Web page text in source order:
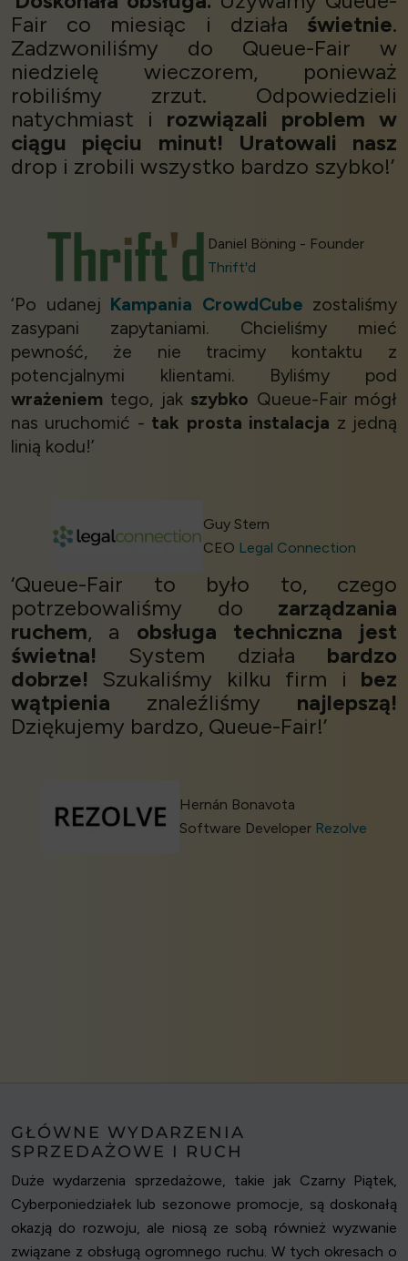
Fair co miesiąc i działa świetnie.
Zadzwoniliśmy do Queue-Fair w
niedzielę wieczorem, ponieważ
robiliśmy zrzut. Odpowiedzieli
natychmiast i rozwiązali problem w
ciągu pięciu minut!
Uratowali nasz
drop i zrobili wszystko bardzo szybko!’
Daniel Böning - Founder
Thrift'd
‘Po udanej Kampania CrowdCube zostaliśmy
zasypani zapytaniami. Chcieliśmy mieć
pewność, że nie tracimy kontaktu z
potencjalnymi klientami. Byliśmy pod
wrażeniem tego, jak szybko Queue-Fair mógł
nas uruchomić - tak prosta instalacja z jedną
linią kodu!’
Guy Stern
CEO Legal Connection
‘Queue-Fair to było to, czego
potrzebowaliśmy do zarządzania
ruchem, a obsługa techniczna jest
świetna! System działa bardzo
dobrze! Szukaliśmy kilku firm i bez
wątpienia znaleźliśmy najlepszą!
Dziękujemy bardzo, Queue-Fair!’
Hernán Bonavota
Software Developer Rezolve
GŁÓWNE WYDARZENIA
SPRZEDAŻOWE I RUCH
Duże wydarzenia sprzedażowe, takie jak Czarny Piątek,
Cyberponiedziałek lub sezonowe promocje, są doskonałą
okazją do rozwoju, ale niosą ze sobą również wyzwanie
związane z obsługą ogromnego ruchu. W tych okresach o